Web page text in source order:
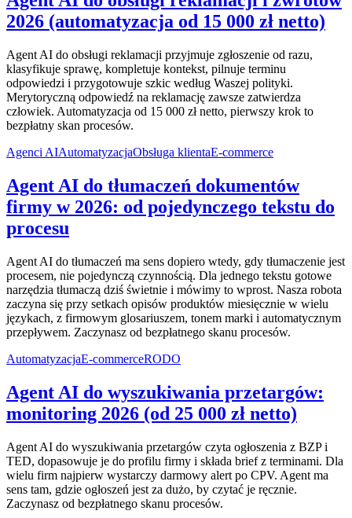
2026 (automatyzacja od 15 000 zł netto)
Agent AI do obsługi reklamacji przyjmuje zgłoszenie od razu,
klasyfikuje sprawę, kompletuje kontekst, pilnuje terminu
odpowiedzi i przygotowuje szkic według Waszej polityki.
Merytoryczną odpowiedź na reklamację zawsze zatwierdza
człowiek. Automatyzacja od 15 000 zł netto, pierwszy krok to
bezpłatny skan procesów.
Agenci AIAutomatyzacjaObsługa klientaE-commerce
Agent AI do tłumaczeń dokumentów
firmy w 2026: od pojedynczego tekstu do
procesu
Agent AI do tłumaczeń ma sens dopiero wtedy, gdy tłumaczenie jest
procesem, nie pojedynczą czynnością. Dla jednego tekstu gotowe
narzędzia tłumaczą dziś świetnie i mówimy to wprost. Nasza robota
zaczyna się przy setkach opisów produktów miesięcznie w wielu
językach, z firmowym glosariuszem, tonem marki i automatycznym
przepływem. Zaczynasz od bezpłatnego skanu procesów.
AutomatyzacjaE-commerceRODO
Agent AI do wyszukiwania przetargów:
monitoring 2026 (od 25 000 zł netto)
Agent AI do wyszukiwania przetargów czyta ogłoszenia z BZP i
TED, dopasowuje je do profilu firmy i składa brief z terminami. Dla
wielu firm najpierw wystarczy darmowy alert po CPV. Agent ma
sens tam, gdzie ogłoszeń jest za dużo, by czytać je ręcznie.
Zaczynasz od bezpłatnego skanu procesów.